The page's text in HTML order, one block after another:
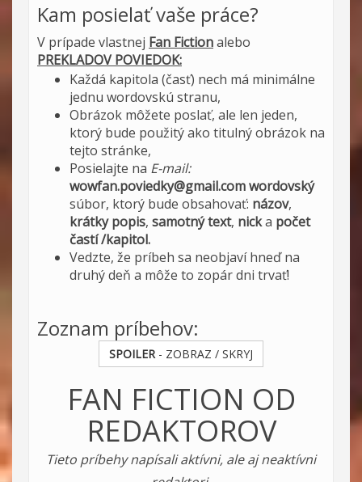
Kam posielať vaše práce?
V prípade vlastnej Fan Fictionalebo
PREKLADOV POVIEDOK:
Každá kapitola (časť) nech má minimálne
jednu wordovskú stranu,
Obrázok môžete poslať, ale len jeden,
ktorý bude použitý ako titulný obrázok na
tejto stránke,
Posielajte na E-mail:
wowfan.poviedky@gmail.comwordovský
súbor, ktorý bude obsahovať: názov,
krátky popis, samotný text, nicka počet
častí /kapitol.
Vedzte, že príbeh sa neobjaví hneď na
druhý deň a môže to zopár dni trvať!
Zoznam príbehov:
SPOILER- ZOBRAZ / SKRYJ
FAN FICTION OD
REDAKTOROV
Tieto príbehy napísali aktívni, ale aj neaktívni